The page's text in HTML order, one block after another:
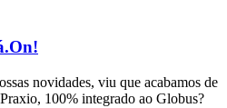
novidades, viu que acabamos de
100% integrado ao Globus?